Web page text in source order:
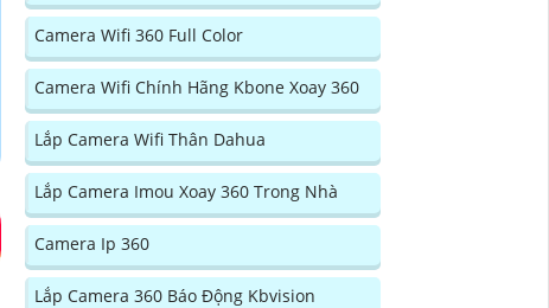
Camera Wifi 360 Full Color
Camera Wifi Chính Hãng Kbone Xoay 360
Lắp Camera Wifi Thân Dahua
Lắp Camera Imou Xoay 360 Trong Nhà
Camera Ip 360
Lắp Camera 360 Báo Động Kbvision